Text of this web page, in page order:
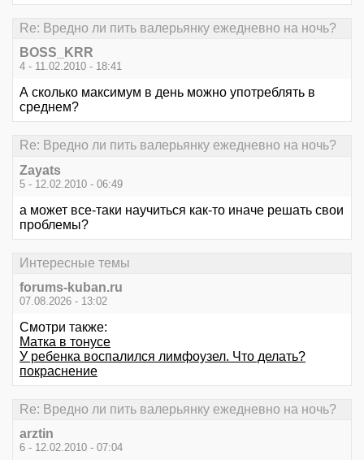
Re: Вредно ли пить валерьянку ежедневно на ночь?
BOSS_KRR
4 - 11.02.2010 - 18:41
А сколько максимум в день можно употреблять в
среднем?
Re: Вредно ли пить валерьянку ежедневно на ночь?
Zayats
5 - 12.02.2010 - 06:49
а может все-таки научиться как-то иначе решать свои
проблемы?
Интересные темы
forums-kuban.ru
07.08.2026 - 13:02
Смотри также:
Матка в тонусе
У ребенка воспалился лимфоузел. Что делать?
покраснение
Re: Вредно ли пить валерьянку ежедневно на ночь?
arztin
6 - 12.02.2010 - 07:04